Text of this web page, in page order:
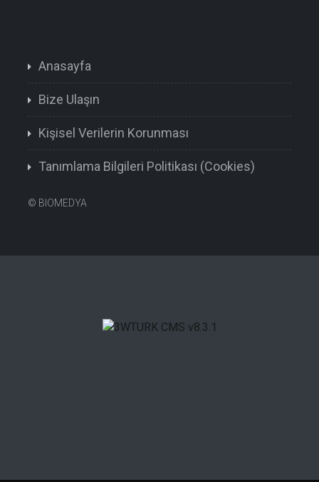
Anasayfa
Bize Ulaşın
Kişisel Verilerin Korunması
Tanımlama Bilgileri Politikası (Cookies)
© BIOMEDYA